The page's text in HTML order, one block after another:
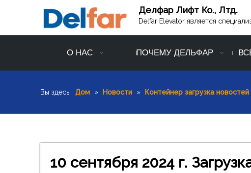
Делфар Лифт Ко., Лтд.
Delfar Elevator является
О НАС ПОЧЕМУ ДЕЛЬФАР
Вы здесь: Дом » Новости » Контейнер загрузка новостей
10 сентября 2024 г.